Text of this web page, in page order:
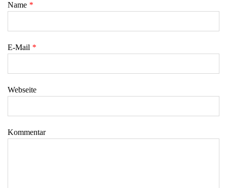
Name *
E-Mail *
Webseite
Kommentar